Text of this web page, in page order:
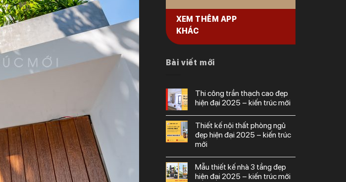
XEM THÊM APP
KHÁC
Bài viết mới
thi công trần thạch cao đẹp
hiện đại 2025 – kiến trúc mới
thiết kế nội thất phòng ngủ
đẹp hiện đại 2025 – kiến trúc
mới
mẫu thiết kế nhà 3 tầng đẹp
hiện đại 2025 – kiến trúc mới